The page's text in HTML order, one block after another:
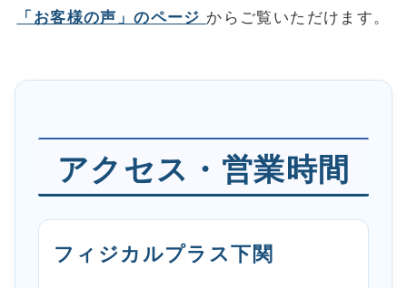
「お客様の声」のページ からご覧いただけます。
アクセス・営業時間
フィジカルプラス下関